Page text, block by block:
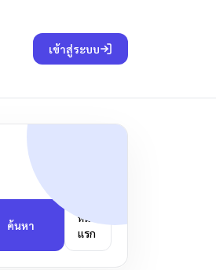
เข้าสู่ระบบ
ค้นหา
หน้า
แรก